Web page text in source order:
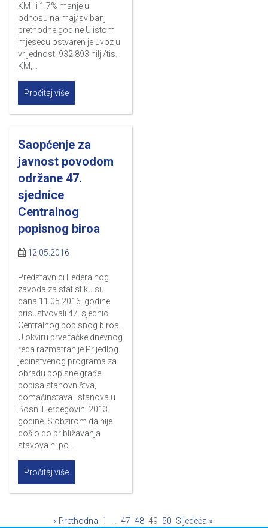
KM ili 1,7% manje u
odnosu na maj/svibanj
prethodne godine U istom
mjesecu ostvaren je uvoz u
vrijednosti 932.893 hilj./tis.
KM,…
Pročitaj više
Saopćenje za
javnost povodom
održane 47.
sjednice
Centralnog
popisnog biroa
12.05.2016
Predstavnici Federalnog
zavoda za statistiku su
dana 11.05.2016. godine
prisustvovali 47. sjednici
Centralnog popisnog biroa.
U okviru prve tačke dnevnog
reda razmatran je Prijedlog
jedinstvenog programa za
obradu popisne građe
popisa stanovništva,
domaćinstava i stanova u
Bosni Hercegovini 2013.
godine. S obzirom da nije
došlo do približavanja
stavova ni po…
Pročitaj više
« Prethodna 1 47 48 49 50 Sljedeća »